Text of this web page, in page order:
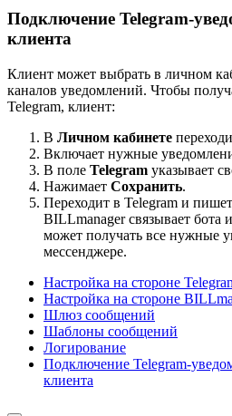
Подключение Telegram-
клиента
Клиент может выбрать в личном
каналов уведомлений. Чтобы
Telegram, клиент:
В Личном кабинете
Включает нужные
В поле Telegram указывает
Нажимает Сохранить.
Переходит в Telegram и
BILLmanager связывает бота
может получать все нужные
мессенджере.
Настройка на стороне
Настройка на стороне
Шлюз сообщений
Шаблоны сообщений
Логирование
Подключение Telegram-
клиента